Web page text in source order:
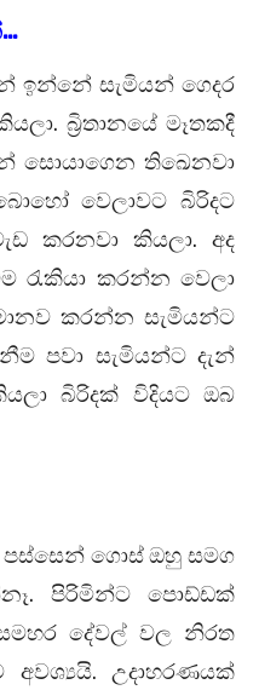
ඉන්නේ සැමියන් ගෙදර
බ්‍රිතානයේ මෑතකදී
සොයාගෙන තිඛෙනවා
වෙලාවට බිරිදට
කරනවා කියලා. අද
රැකියා කරන්න වෙලා
කරන්න සැමියන්ට
පවා සැමියන්ට දැන්
බිරිදක් විදියට ඔබ
පස්සෙන් ගොස් ඔහු සමග
පිරිමින්ට පොඩ්ඩක්
දේවල් වල නිරත
උදාහරණයක්